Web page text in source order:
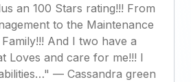
an 100 Stars rating!!! From
to the Maintenance
And I two have a
Loves and care for me!!! I
" — Cassandra green